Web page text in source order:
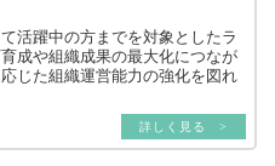
活躍中の方までを対象としたラ
成や組織成果の最大化につなが
じた組織運営能力の強化を図れ
詳しく見る >